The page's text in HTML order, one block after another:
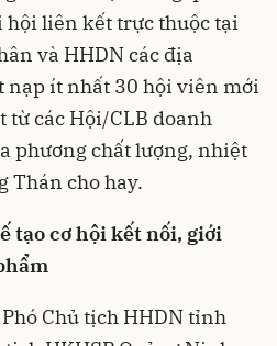
hội liên kết trực thuộc tại
và HHDN các địa
nạp ít nhất 30 hội viên mới
các Hội/CLB doanh
phương chất lượng, nhiệt
Thán cho hay.
tạo cơ hội kết nối, giới
Chủ tịch HHDN tỉnh